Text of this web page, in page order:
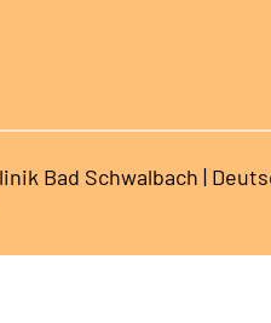
Bad Schwalbach |